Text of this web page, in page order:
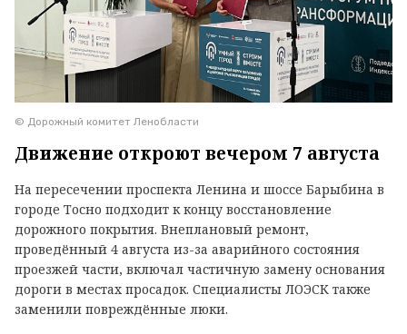
© Дорожный комитет Ленобласти
Движение откроют вечером 7 августа
На пересечении проспекта Ленина и шоссе Барыбина в
городе Тосно подходит к концу восстановление
дорожного покрытия. Внеплановый ремонт,
проведённый 4 августа из-за аварийного состояния
проезжей части, включал частичную замену основания
дороги в местах просадок. Специалисты ЛОЭСК также
заменили повреждённые люки.